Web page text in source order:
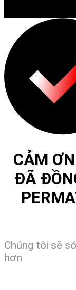
CẢM
ĐÃ
Chúng tôi sẽ
hơn